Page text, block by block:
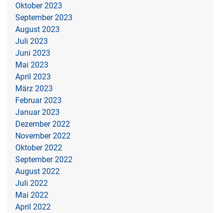
Oktober 2023
September 2023
August 2023
Juli 2023
Juni 2023
Mai 2023
April 2023
März 2023
Februar 2023
Januar 2023
Dezember 2022
November 2022
Oktober 2022
September 2022
August 2022
Juli 2022
Mai 2022
April 2022